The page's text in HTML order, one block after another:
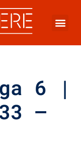
6 |
–